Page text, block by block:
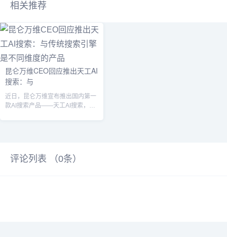
相关推荐
昆仑万维CEO回应推出天工AI
搜索：与
近日，昆仑万维宣布推出国内第一
款AI搜索产品——天工AI搜索，并
评论列表 （0条）